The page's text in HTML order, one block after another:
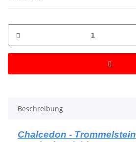
Beschreibung
Chalcedon - Trommelstein